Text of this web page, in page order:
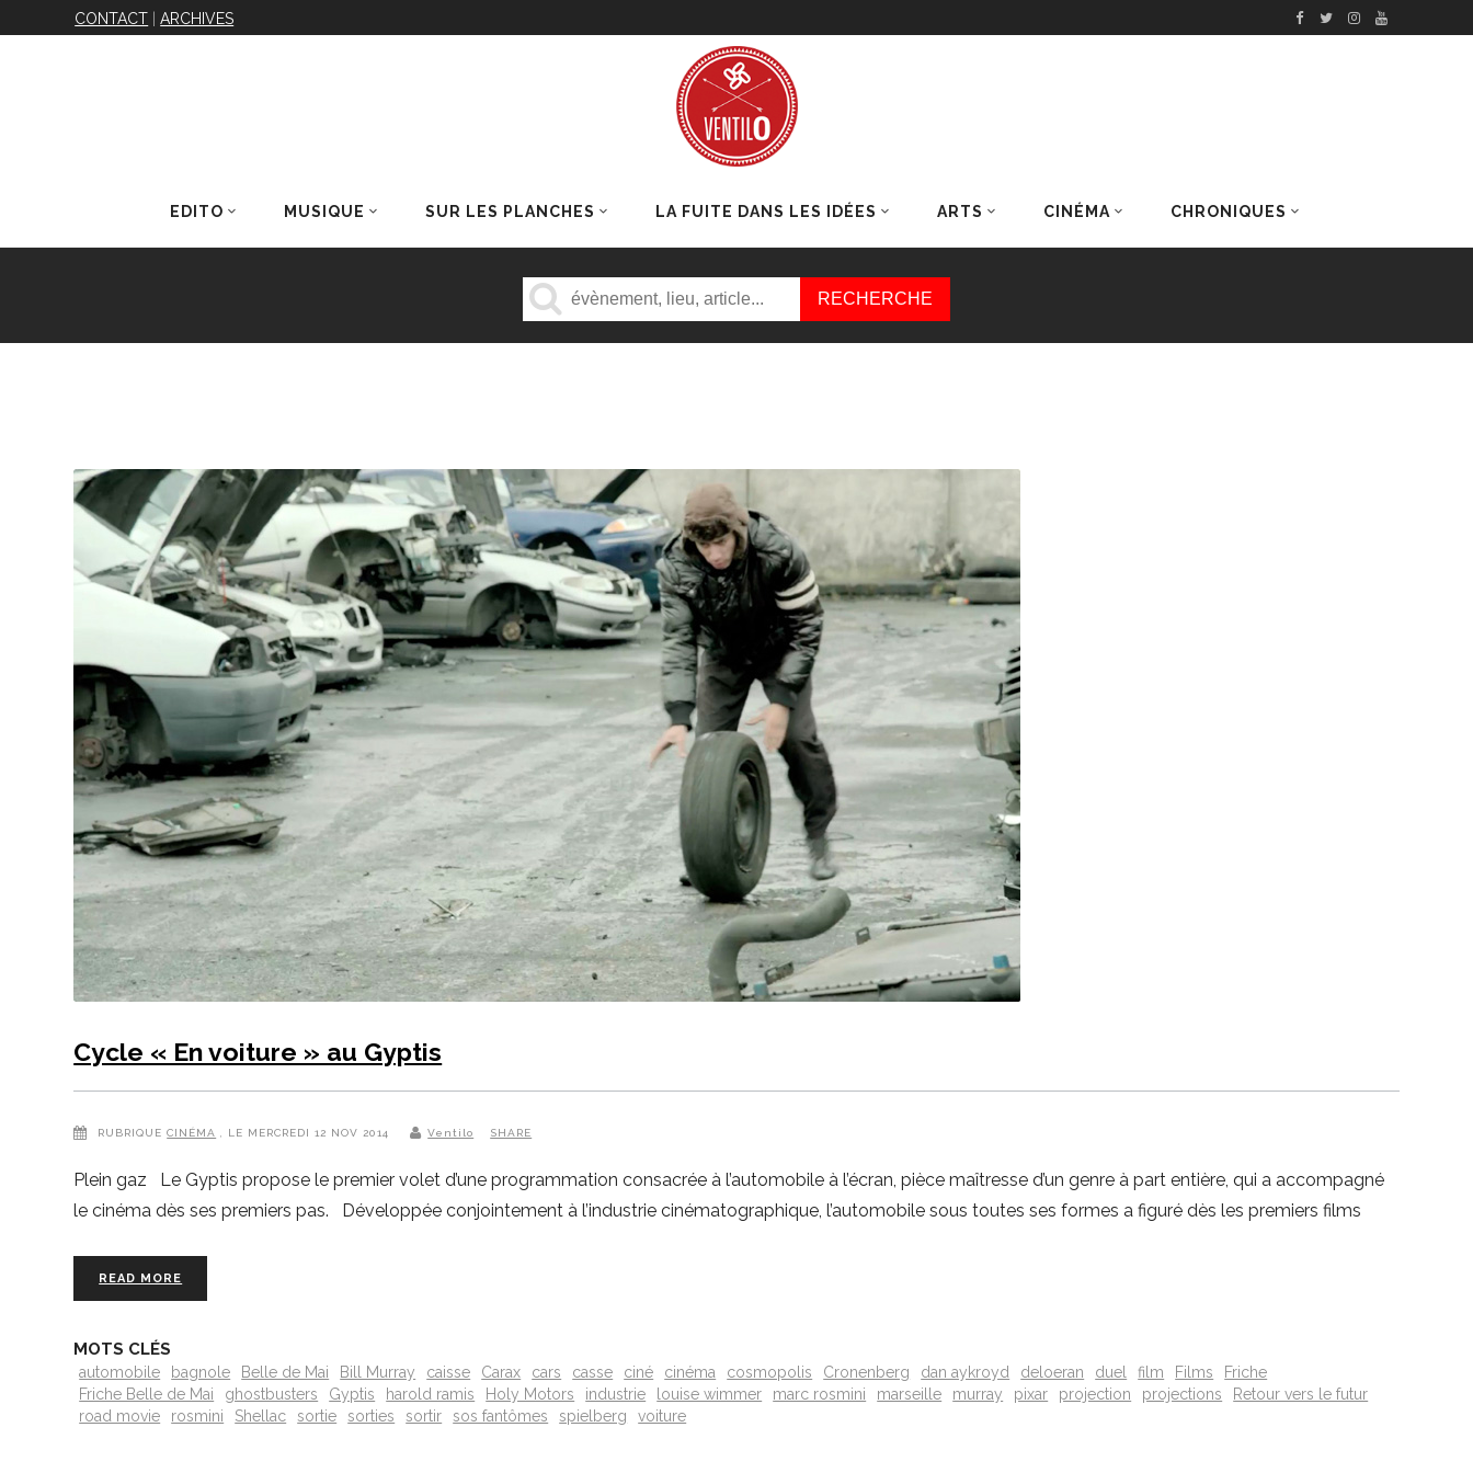
CONTACT |ARCHIVES
EDITO MUSIQUE SUR LES PLANCHES LA FUITE DANS LES IDÉES ARTS CINÉMA CHRONIQUES
DERNIERS ARTICLES
Cycle « En voiture » au Gyptis
RUBRIQUE CINÉMA , LE MERCREDI 12 NOV 2014 Ventilo SHARE
Plein gaz Le Gyptis propose le premier volet d’une programmation consacrée à l’automobile à l’écran, pièce maîtresse d’un genre à part entière, qui a accompagné
le cinéma dès ses premiers pas. Développée conjointement à l’industrie cinématographique, l’automobile sous toutes ses formes a figuré dès les premiers films
READ MORE
MOTS CLÉS
automobile bagnole Belle de Mai Bill Murray caisse Carax cars casse ciné cinéma cosmopolis Cronenberg dan aykroyd deloeran duel film Films
Friche
Friche Belle de Mai
ghostbusters Gyptis harold ramis Holy Motors industrie louise wimmer marc rosmini marseille murray pixar projection projections
Retour vers le futur
road movie
rosmini Shellac sortie sorties sortir sos fantômes spielberg voiture